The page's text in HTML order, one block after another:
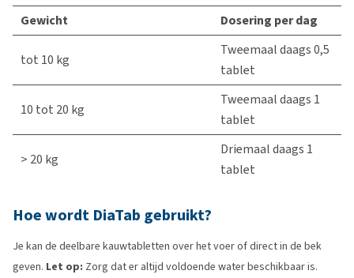
Gewicht
Dosering per dag
tot 10 kg
Tweemaal daags 0,5
tablet
10 tot 20 kg
Tweemaal daags 1
tablet
> 20 kg
Driemaal daags 1
tablet
Hoe wordt DiaTab gebruikt?
Je kan de deelbare kauwtabletten over het voer of direct in de bek
geven. Let op: Zorg dat er altijd voldoende water beschikbaar is.